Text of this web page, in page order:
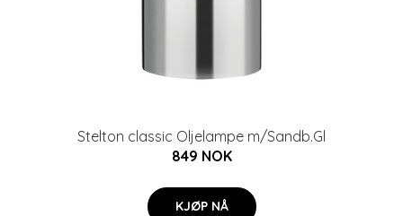
Stelton classic Oljelampe m/Sandb.Gl
849 NOK
KJØP NÅ